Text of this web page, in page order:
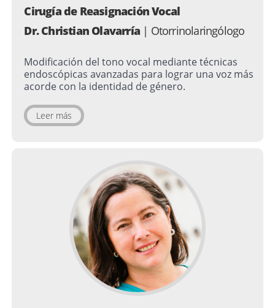
Cirugía de Reasignación Vocal
Dr. Christian Olavarría | Otorrinolaringólogo
Modificación del tono vocal mediante técnicas
endoscópicas avanzadas para lograr una voz más
acorde con la identidad de género.
Leer más